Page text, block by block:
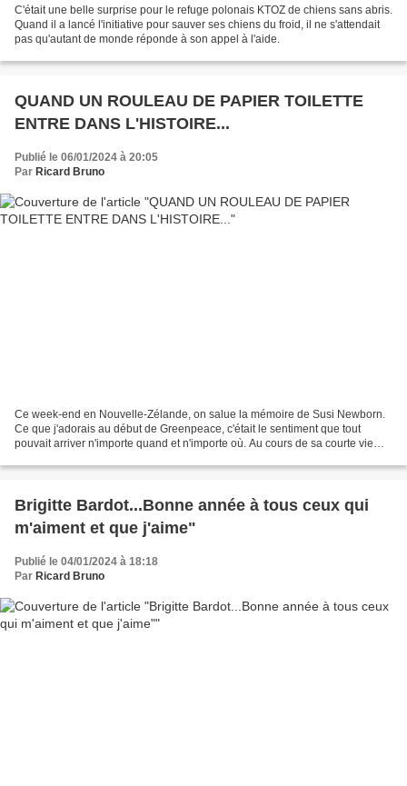
C'était une belle surprise pour le refuge polonais KTOZ de chiens sans abris.
Quand il a lancé l'initiative pour sauver ses chiens du froid, il ne s'attendait
pas qu'autant de monde réponde à son appel à l'aide.
QUAND UN ROULEAU DE PAPIER TOILETTE
ENTRE DANS L'HISTOIRE...
Publié le 06/01/2024 à 20:05
Par Ricard Bruno
Ce week-end en Nouvelle-Zélande, on salue la mémoire de Susi Newborn.
Ce que j'adorais au début de Greenpeace, c'était le sentiment que tout
pouvait arriver n'importe quand et n'importe où. Au cours de sa courte vie
Brigitte Bardot...Bonne année à tous ceux qui
m'aiment et que j'aime"
Publié le 04/01/2024 à 18:18
Par Ricard Bruno